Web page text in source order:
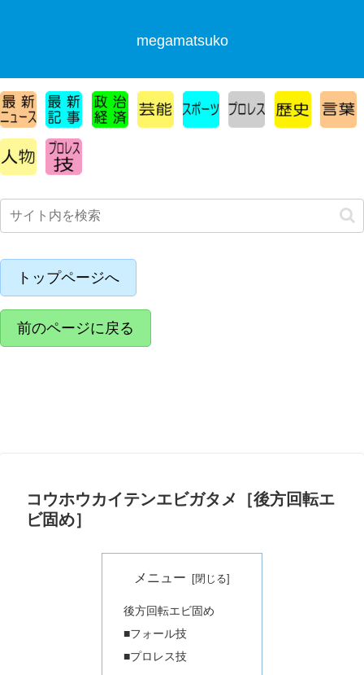
megamatsuko
トップページへ
前のページに戻る
コウホウカイテンエビガタメ［後方回転エ
ビ固め］
メニュー
後方回転エビ固め
■フォール技
■プロレス技